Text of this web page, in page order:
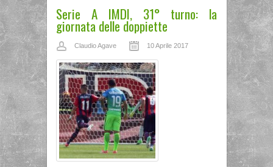
Serie A IMDI, 31° turno: la
giornata delle doppiette
Claudio Agave 10 Aprile 2017